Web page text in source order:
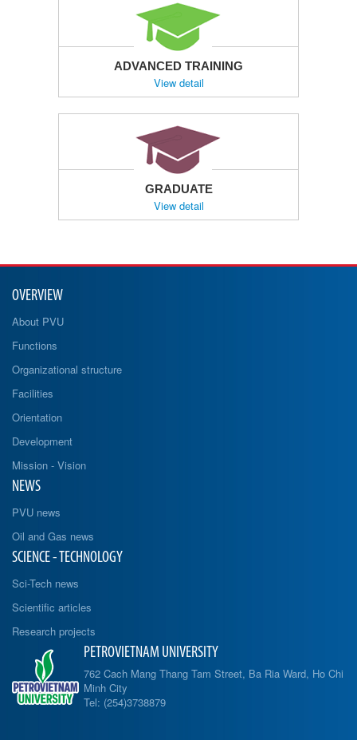
ADVANCED TRAINING
View detail
GRADUATE
View detail
OVERVIEW
About PVU
Functions
Organizational structure
Facilities
Orientation
Development
Mission - Vision
NEWS
PVU news
Oil and Gas news
SCIENCE - TECHNOLOGY
Sci-Tech news
Scientific articles
Research projects
PETROVIETNAM UNIVERSITY
762 Cach Mang Thang Tam Street, Ba Ria Ward, Ho Chi
Minh City
Tel: (254)3738879